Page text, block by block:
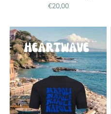
Prezzo scontato
€20,00